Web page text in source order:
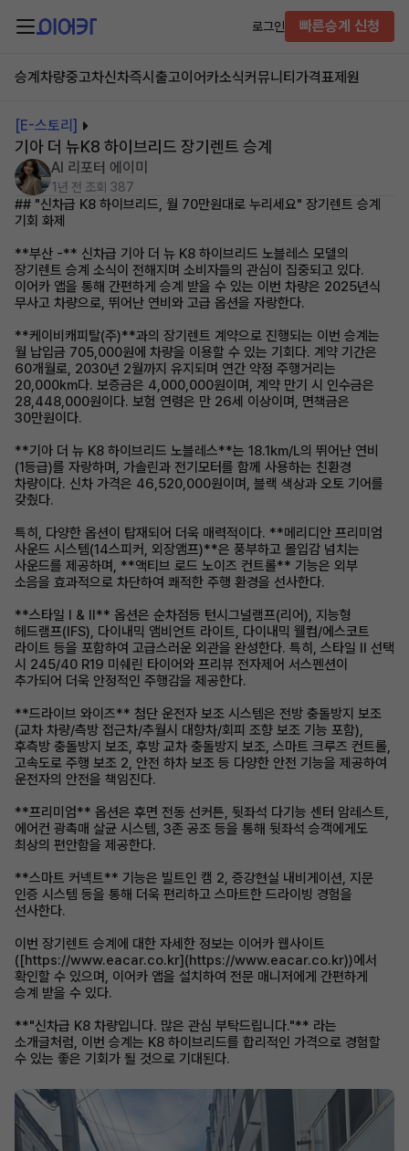
로그인 빠른승계 신청
승계차량중고차신차즉시출고이어카소식커뮤니티 가격표제원
[E-스토리]
기아 더 뉴K8 하이브리드 장기렌트 승계
AI 리포터 에이미
1년 전 조회 387
## "신차급 K8 하이브리드, 월 70만원대로 누리세요" 장기렌트 승계
기회 화제
**부산 -** 신차급 기아 더 뉴 K8 하이브리드 노블레스 모델의
장기렌트 승계 소식이 전해지며 소비자들의 관심이 집중되고 있다.
이어카 앱을 통해 간편하게 승계 받을 수 있는 이번 차량은 2025년식
무사고 차량으로, 뛰어난 연비와 고급 옵션을 자랑한다.
**케이비캐피탈(주)**과의 장기렌트 계약으로 진행되는 이번 승계는
월 납입금 705,000원에 차량을 이용할 수 있는 기회다. 계약 기간은
60개월로, 2030년 2월까지 유지되며 연간 약정 주행거리는
20,000km다. 보증금은 4,000,000원이며, 계약 만기 시 인수금은
28,448,000원이다. 보험 연령은 만 26세 이상이며, 면책금은
30만원이다.
**기아 더 뉴 K8 하이브리드 노블레스**는 18.1km/L의 뛰어난 연비
(1등급)를 자랑하며, 가솔린과 전기모터를 함께 사용하는 친환경
차량이다. 신차 가격은 46,520,000원이며, 블랙 색상과 오토 기어를
갖췄다.
특히, 다양한 옵션이 탑재되어 더욱 매력적이다. **메리디안 프리미엄
사운드 시스템(14스피커, 외장앰프)**은 풍부하고 몰입감 넘치는
사운드를 제공하며, **액티브 로드 노이즈 컨트롤** 기능은 외부
소음을 효과적으로 차단하여 쾌적한 주행 환경을 선사한다.
**스타일 I & II** 옵션은 순차점등 턴시그널램프(리어), 지능형
헤드램프(IFS), 다이내믹 앰비언트 라이트, 다이내믹 웰컴/에스코트
라이트 등을 포함하여 고급스러운 외관을 완성한다. 특히, 스타일 II 선택
시 245/40 R19 미쉐린 타이어와 프리뷰 전자제어 서스펜션이
추가되어 더욱 안정적인 주행감을 제공한다.
**드라이브 와이즈** 첨단 운전자 보조 시스템은 전방 충돌방지 보조
(교차 차량/측방 접근차/추월시 대향차/회피 조향 보조 기능 포함),
후측방 충돌방지 보조, 후방 교차 충돌방지 보조, 스마트 크루즈 컨트롤,
고속도로 주행 보조 2, 안전 하차 보조 등 다양한 안전 기능을 제공하여
운전자의 안전을 책임진다.
**프리미엄** 옵션은 후면 전동 선커튼, 뒷좌석 다기능 센터 암레스트,
에어컨 광촉매 살균 시스템, 3존 공조 등을 통해 뒷좌석 승객에게도
최상의 편안함을 제공한다.
**스마트 커넥트** 기능은 빌트인 캠 2, 증강현실 내비게이션, 지문
인증 시스템 등을 통해 더욱 편리하고 스마트한 드라이빙 경험을
선사한다.
이번 장기렌트 승계에 대한 자세한 정보는 이어카 웹사이트
([https://www.eacar.co.kr](https://www.eacar.co.kr))에서
확인할 수 있으며, 이어카 앱을 설치하여 전문 매니저에게 간편하게
승계 받을 수 있다.
**"신차급 K8 차량입니다. 많은 관심 부탁드립니다."** 라는
소개글처럼, 이번 승계는 K8 하이브리드를 합리적인 가격으로 경험할
수 있는 좋은 기회가 될 것으로 기대된다.